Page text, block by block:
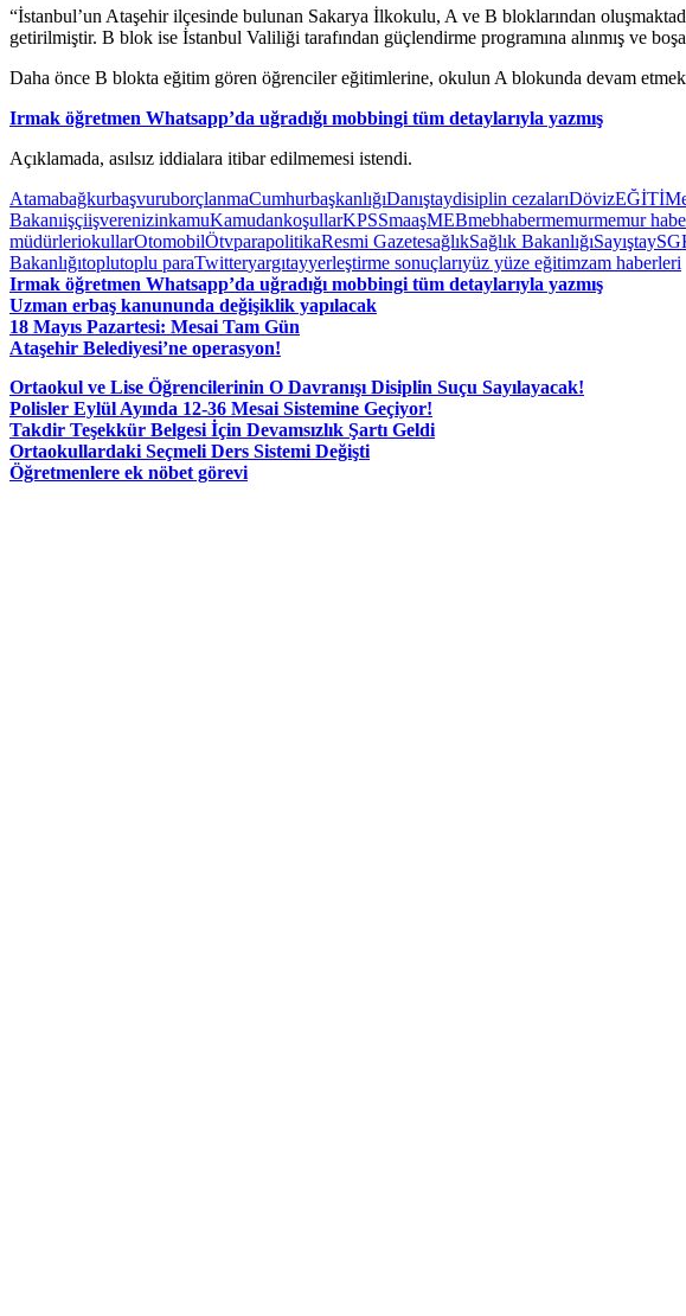
“İstanbul’un Ataşehir ilçesinde bulunan Sakarya İlkokulu, A ve B bloklarından
getirilmiştir. B blok ise İstanbul Valiliği tarafından güçlendirme programına alınmış ve
Daha önce B blokta eğitim gören öğrenciler eğitimlerine, okulun A blokunda devam
Irmak öğretmen Whatsapp’da uğradığı mobbingi tüm detaylarıyla yazmış
Açıklamada, asılsız iddialara itibar edilmemesi istendi.
AtamabağkurbaşvuruborçlanmaCumhurbaşkanlığıDanıştaydisiplin cezalarıDövizEĞİTİM
BakanıişçiişverenizinkamuKamudankoşullarKPSSmaaşMEBmebhabermemurmemur
müdürleriokullarOtomobilÖtvparapolitikaResmi GazetesağlıkSağlık BakanlığıSayıştay
Bakanlığıtoplutoplu paraTwitteryargıtayyerleştirme sonuçlarıyüz yüze eğitimzam haberleri
Irmak öğretmen Whatsapp’da uğradığı mobbingi tüm detaylarıyla yazmış
Uzman erbaş kanununda değişiklik yapılacak
18 Mayıs Pazartesi: Mesai Tam Gün
Ataşehir Belediyesi’ne operasyon!
Ortaokul ve Lise Öğrencilerinin O Davranışı Disiplin Suçu Sayılayacak!
Polisler Eylül Ayında 12-36 Mesai Sistemine Geçiyor!
Takdir Teşekkür Belgesi İçin Devamsızlık Şartı Geldi
Ortaokullardaki Seçmeli Ders Sistemi Değişti
Öğretmenlere ek nöbet görevi